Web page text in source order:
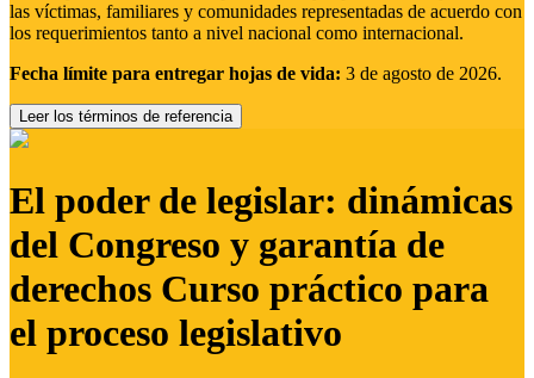
las víctimas, familiares y comunidades representadas de acuerdo con
los requerimientos tanto a nivel nacional como internacional.
Fecha límite para entregar hojas de vida: 3 de agosto de 2026.
Leer los términos de referencia
El poder de legislar: dinámicas
del Congreso y garantía de
derechos Curso práctico para
el proceso legislativo